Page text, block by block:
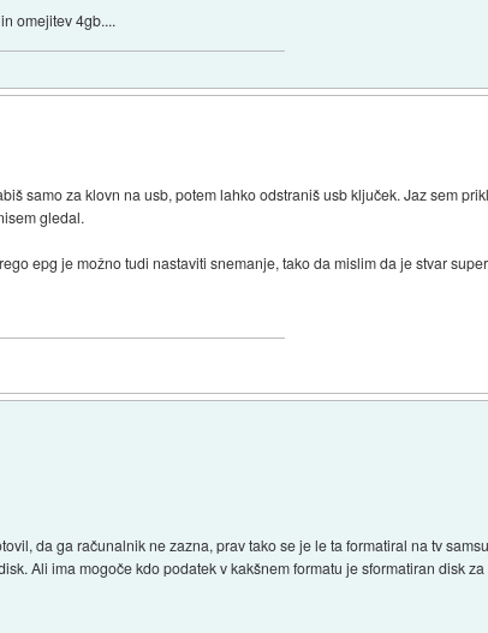
omejitev 4gb....
samo za klovn na usb, potem lahko odstraniš usb ključek. Jaz sem
gledal.
epg je možno tudi nastaviti snemanje, tako da mislim da je stvar
da ga računalnik ne zazna, prav tako se je le ta formatiral na tv
Ali ima mogoče kdo podatek v kakšnem formatu je sformatiran disk za